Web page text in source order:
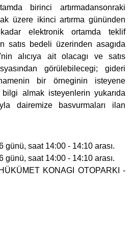
birinci artırmadansonraki
üzere ikinci artırma gününden
elektronik ortamda teklif
satıs bedeli üzerinden asagıda
alıcıya ait olacagı ve satıs
görülebilecegi; gideri
bir örneginin isteyene
almak isteyenlerin yukarıda
dairemize basvurmaları ilan
günü, saat 14:00 - 14:10 arası.
günü, saat 14:00 - 14:10 arası.
KONAGI OTOPARKI -